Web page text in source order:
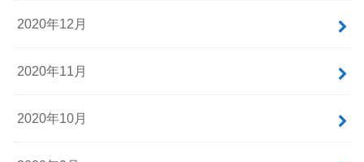
2020年12月
2020年11月
2020年10月